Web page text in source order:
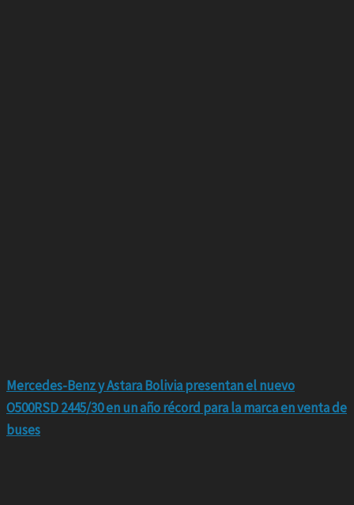
Mercedes-Benz y Astara Bolivia presentan el nuevo
O500RSD 2445/30 en un año récord para la marca en venta de
buses